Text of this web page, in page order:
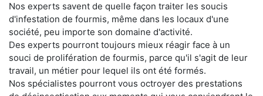
Nos experts savent de quelle façon traiter les soucis
d'infestation de fourmis, même dans les locaux d'une
société, peu importe son domaine d'activité.
Des experts pourront toujours mieux réagir face à un
souci de prolifération de fourmis, parce qu'il s'agit de leur
travail, un métier pour lequel ils ont été formés.
Nos spécialistes pourront vous octroyer des prestations